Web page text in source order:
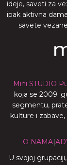
ideje, saveti za
ipak aktivna
savete
Mini STUDIO
koja se 2009.
segmentu,
kulture i
O NAMA|
U svojoj